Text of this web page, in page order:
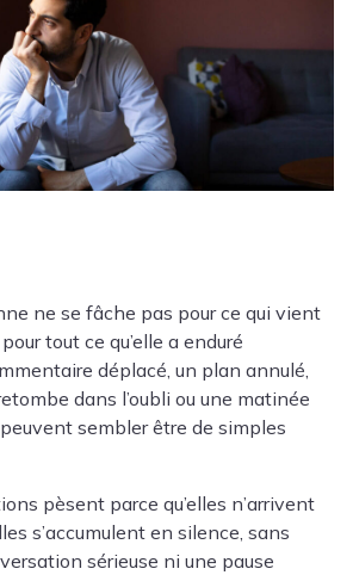
ne se fâche pas pour ce qui vient
tout ce qu’elle a enduré
déplacé, un plan annulé,
dans l’oubli ou une matinée
sembler être de simples
pèsent parce qu’elles n’arrivent
s’accumulent en silence, sans
sérieuse ni une pause